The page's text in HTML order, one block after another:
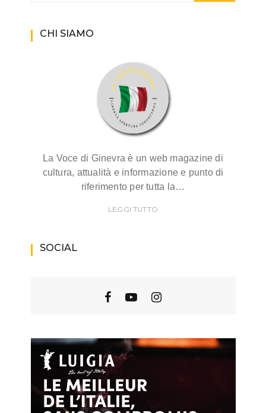
CHI SIAMO
La Voce di Ginevra è un web magazine di
cultura, attualità e informazione e punto di
riferimento per tutta la…
LEGGI TUTTO
SOCIAL